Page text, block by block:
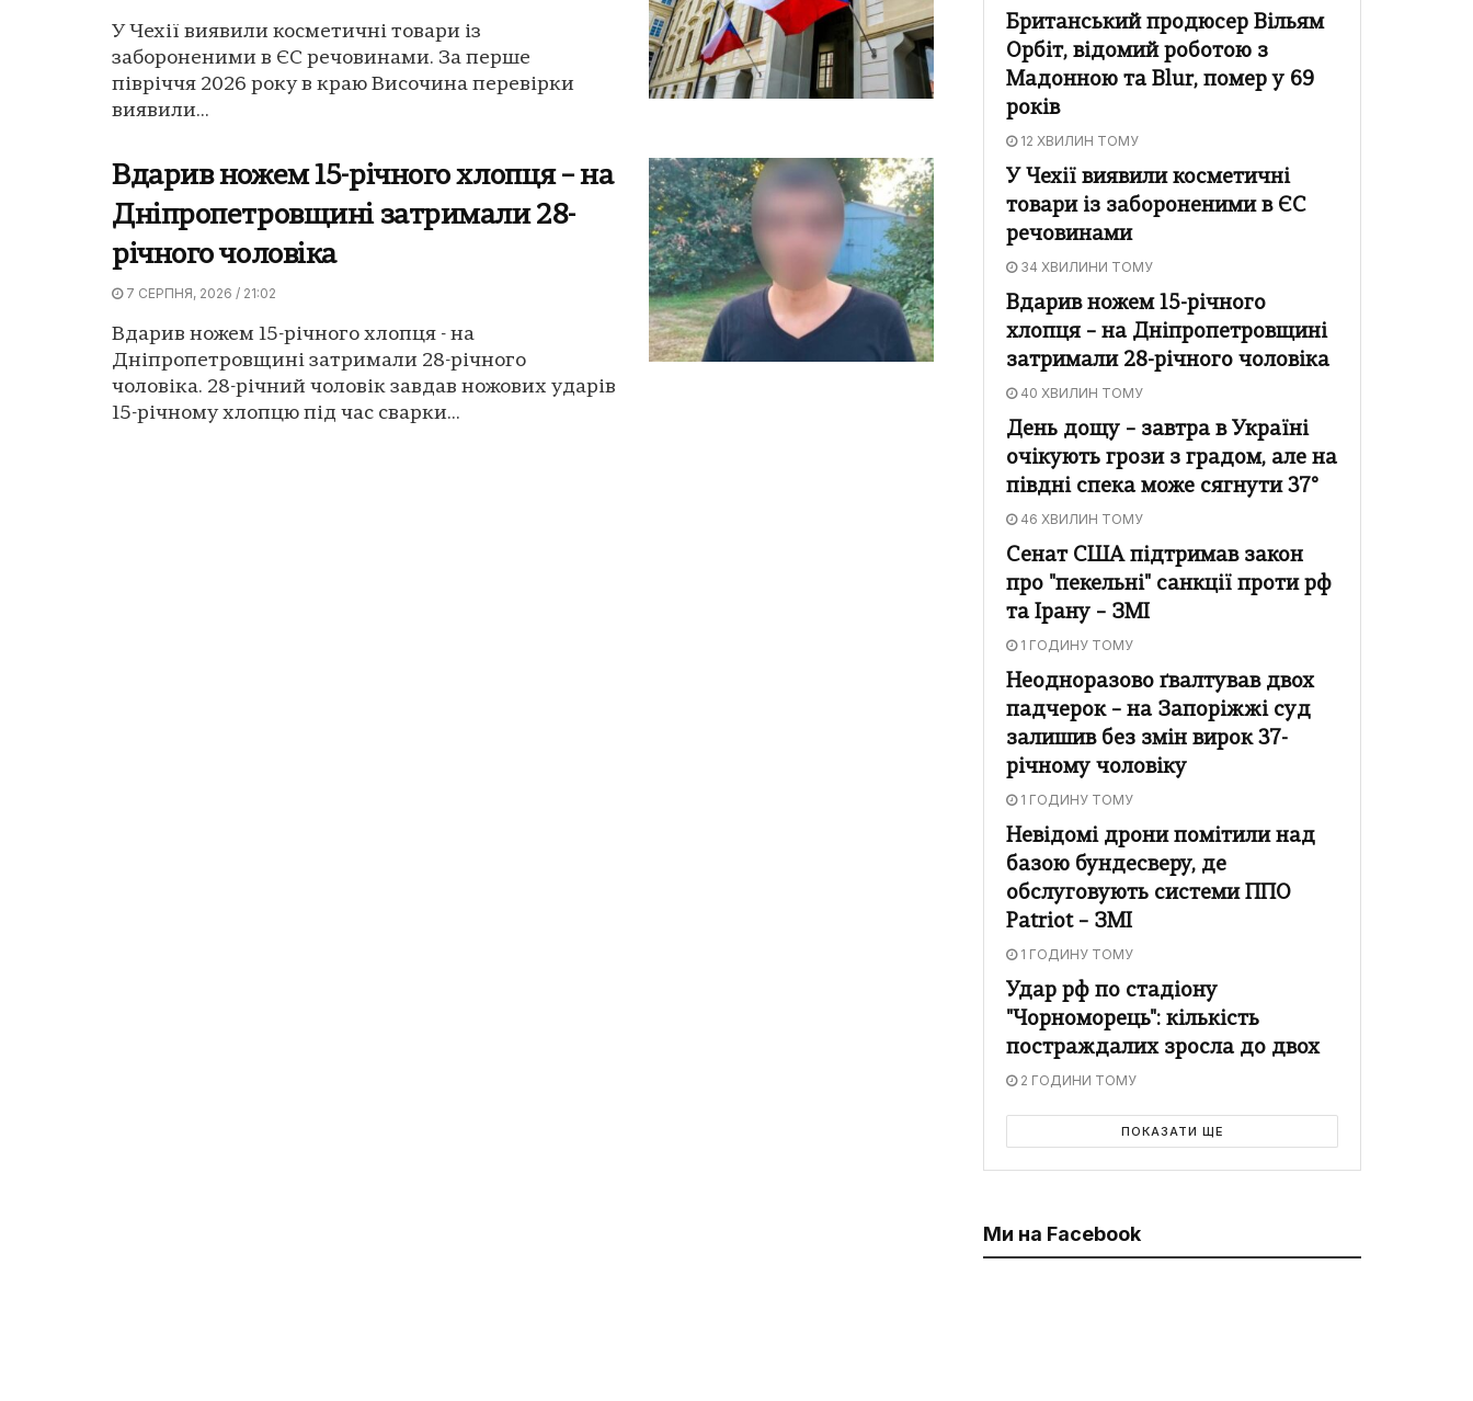
У Чехії виявили косметичні товари із
забороненими в ЄС речовинами. За перше
півріччя 2026 року в краю Височина перевірки
виявили...
Вдарив ножем 15-річного хлопця – на
Дніпропетровщині затримали 28-
річного чоловіка
7 СЕРПНЯ, 2026 / 21:02
Вдарив ножем 15-річного хлопця - на
Дніпропетровщині затримали 28-річного
чоловіка. 28-річний чоловік завдав ножових ударів
15-річному хлопцю під час сварки...
Британський продюсер Вільям
Орбіт, відомий роботою з
Мадонною та Blur, помер у 69
років
12 ХВИЛИН ТОМУ
У Чехії виявили косметичні
товари із забороненими в ЄС
речовинами
34 ХВИЛИНИ ТОМУ
Вдарив ножем 15-річного
хлопця – на Дніпропетровщині
затримали 28-річного чоловіка
40 ХВИЛИН ТОМУ
День дощу – завтра в Україні
очікують грози з градом, але на
півдні спека може сягнути 37°
46 ХВИЛИН ТОМУ
Сенат США підтримав закон
про "пекельні" санкції проти рф
та Ірану – ЗМІ
1 ГОДИНУ ТОМУ
Неодноразово ґвалтував двох
падчерок – на Запоріжжі суд
залишив без змін вирок 37-
річному чоловіку
1 ГОДИНУ ТОМУ
Невідомі дрони помітили над
базою бундесверу, де
обслуговують системи ППО
Patriot – ЗМІ
1 ГОДИНУ ТОМУ
Удар рф по стадіону
"Чорноморець": кількість
постраждалих зросла до двох
2 ГОДИНИ ТОМУ
ПОКАЗАТИ ЩЕ
Ми на Facebook